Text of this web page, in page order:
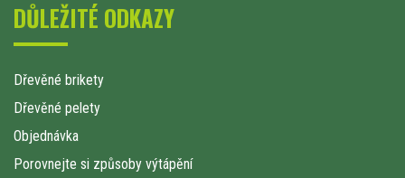
DŮLEŽITÉ ODKAZY
Dřevěné brikety
Dřevěné pelety
Objednávka
Porovnejte si způsoby výtápění